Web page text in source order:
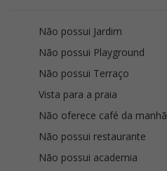
Não possui Jardim
Não possui Playground
Não possui Terraço
Vista para a praia
Não oferece café da manhã
Não possui restaurante
Não possui academia